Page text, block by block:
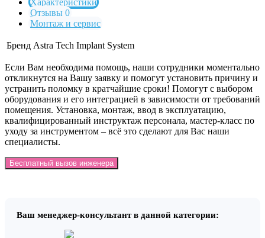
Отзывы 0
Монтаж и сервис
Бренд Astra Tech Implant System
Если Вам необходима помощь, наши сотрудники моментально
откликнутся на Вашу заявку и помогут установить причину и
устранить поломку в кратчайшие сроки! Помогут с выбором
оборудования и его интеграцией в зависимости от требований
помещения. Установка, монтаж, ввод в эксплуатацию,
квалифицированный инструктаж персонала, мастер-класс по
уходу за инструментом – всё это сделают для Вас наши
специалисты.
Бесплатный вызов инженера
Ваш менеджер-консультант в данной категории: